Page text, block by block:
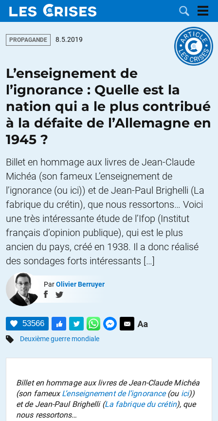
LES
DOSSIERS
CATÉGORIES
MOTS CLÉS
NOUS
CONTACTER
FAIRE UN
DON
PROPAGANDE 8.5.2019
L’enseignement de
l’ignorance : Quelle est la
nation qui a le plus contribué
à la défaite de l’Allemagne en
1945 ?
Billet en hommage aux livres de Jean-Claude
Michéa (son fameux L’enseignement de
l’ignorance (ou ici)) et de Jean-Paul Brighelli (La
fabrique du crétin), que nous ressortons… Voici
une très intéressante étude de l’Ifop (Institut
français d’opinion publique), qui est le plus
ancien du pays, créé en 1938. Il a donc réalisé
des sondages forts intéressants […]
ParOlivier Berruyer
53566
Deuxième guerre mondiale
Billet en hommage aux livres de Jean-Claude Michéa
(son fameuxL’enseignement de l’ignorance(ou ici))
et de Jean-Paul Brighelli (La fabrique du crétin), que
nous ressortons…